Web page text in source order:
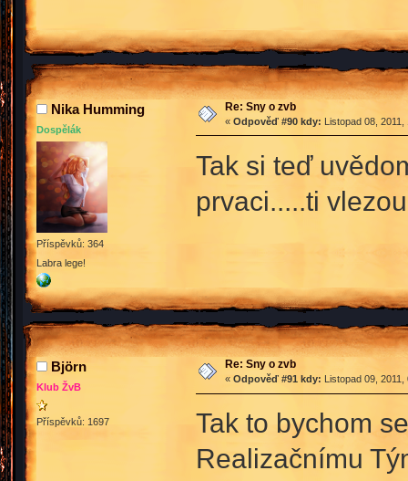
Nika Humming
Dospělák
Příspěvků: 364
Labra lege!
Re: Sny o zvb
« Odpověď #90 kdy: Listopad 08, 2011,
Tak si teď
prvaci.....ti
Björn
Klub ŽvB
Příspěvků: 1697
Re: Sny o zvb
« Odpověď #91 kdy: Listopad 09,
Tak to bychom
Realizačnímu